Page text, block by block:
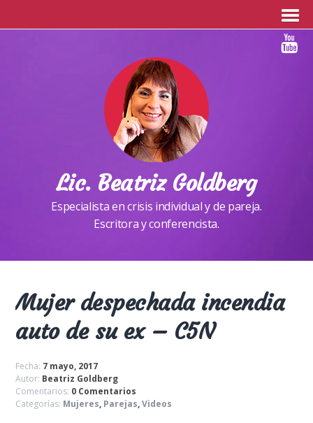
Lic. Beatriz Goldberg
Especialista en crisis individual y de pareja.
Escritora y conferencista.
Mujer despechada incendia
auto de su ex – C5N
Fecha: 7 mayo, 2017
Autor: Beatriz Goldberg
Comentarios: 0 Comentarios
Categorías: Mujeres, Parejas,Videos